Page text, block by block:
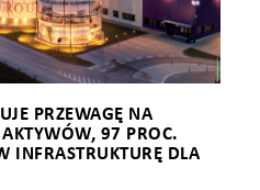
PRZEWAGĘ NA
97 PROC.
INFRASTRUKTURĘ DLA